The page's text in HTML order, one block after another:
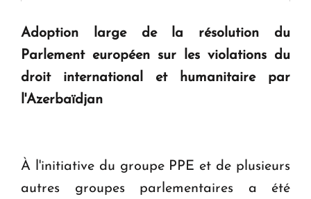
" Tant qu'il n'existe pas d'alternative concrète, la
KASA : 30 ans d'audace, de résilience et d'avenir
en Arménie
ouvrira ses portes à Dilijan
Adoption large de la résolution du
Parlement européen sur les violations du
droit international et humanitaire par
l'Azerbaïdjan
À l'initiative du groupe PPE et de plusieurs
autres groupes parlementaires a été